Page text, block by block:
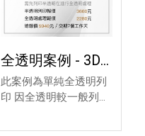
全透明案例 - 3D
列印廠商
此案例為單純全透明列
印 因全透明較一般列印
案例給您參考效果和價